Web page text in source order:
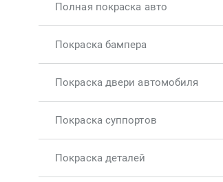
Полная покраска авто
Покраска бампера
Покраска двери автомобиля
Покраска суппортов
Покраска деталей